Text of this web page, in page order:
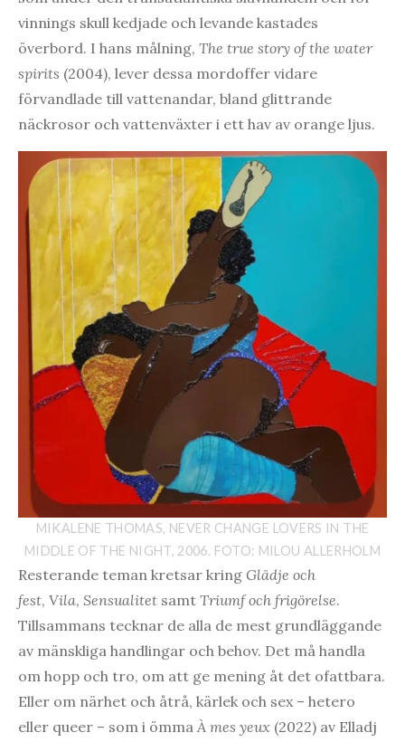
vinnings skull kedjade och levande kastades
överbord. I hans målning, The true story of the water
spirits (2004), lever dessa mordoffer vidare
förvandlade till vattenandar, bland glittrande
näckrosor och vattenväxter i ett hav av orange ljus.
MIKALENE THOMAS, NEVER CHANGE LOVERS IN THE
MIDDLE OF THE NIGHT, 2006. FOTO: MILOU ALLERHOLM
Resterande teman kretsar kring Glädje och
fest, Vila, Sensualitet samt Triumf och frigörelse.
Tillsammans tecknar de alla de mest grundläggande
av mänskliga handlingar och behov. Det må handla
om hopp och tro, om att ge mening åt det ofattbara.
Eller om närhet och åtrå, kärlek och sex – hetero
eller queer – som i ömma À mes yeux (2022) av Elladj